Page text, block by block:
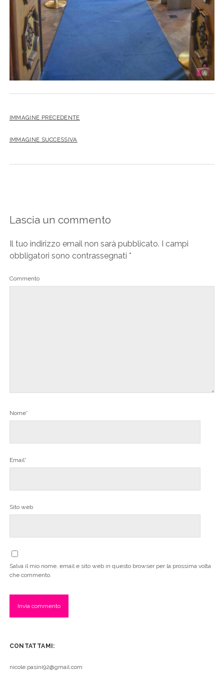
IMMAGINE PRECEDENTE
IMMAGINE SUCCESSIVA
Lascia un commento
Il tuo indirizzo email non sarà pubblicato. I campi
obbligatori sono contrassegnati *
Commento
Nome*
Email*
Sito web
Salva il mio nome, email e sito web in questo browser per la prossima volta
che commento.
CONTATTAMI:
nicole.pasini92@gmail.com